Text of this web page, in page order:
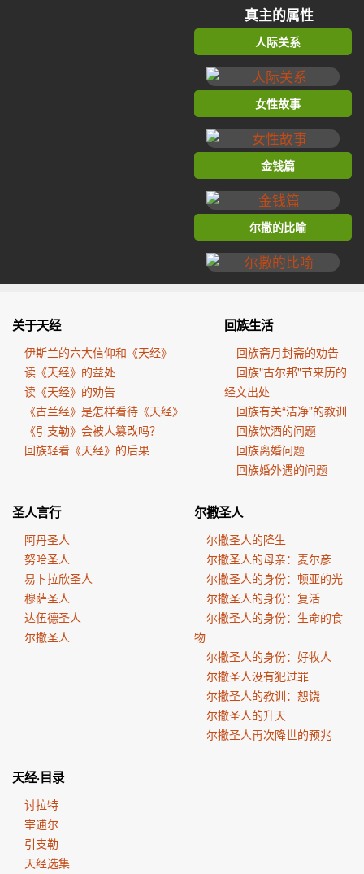
真主的属性
人际关系
女性故事
金钱篇
尔撒的比喻
关于天经
伊斯兰的六大信仰和《天经》
读《天经》的益处
读《天经》的劝告
《古兰经》是怎样看待《天经》
《引支勒》会被人篡改吗？
回族轻看《天经》的后果
回族生活
回族斋月封斋的劝告
回族"古尔邦"节来历的
经文出处
回族有关“洁净”的教训
回族饮酒的问题
回族离婚问题
回族婚外遇的问题
圣人言行
阿丹圣人
努哈圣人
易卜拉欣圣人
穆萨圣人
达伍德圣人
尔撒圣人
尔撒圣人
尔撒圣人的降生
尔撒圣人的母亲：麦尔彦
尔撒圣人的身份：顿亚的光
尔撒圣人的身份：复活
尔撒圣人的身份：生命的食
物
尔撒圣人的身份：好牧人
尔撒圣人没有犯过罪
尔撒圣人的教训：恕饶
尔撒圣人的升天
尔撒圣人再次降世的预兆
天经·目录
讨拉特
宰逋尔
引支勒
天经选集